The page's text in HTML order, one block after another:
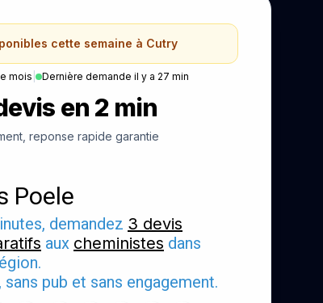
cette semaine à Cutry
mois Dernière demande il y a 27 min
en 2 min
reponse rapide garantie
Poele
demandez 3 devis
aux cheministes dans
sans pub et sans engagement.